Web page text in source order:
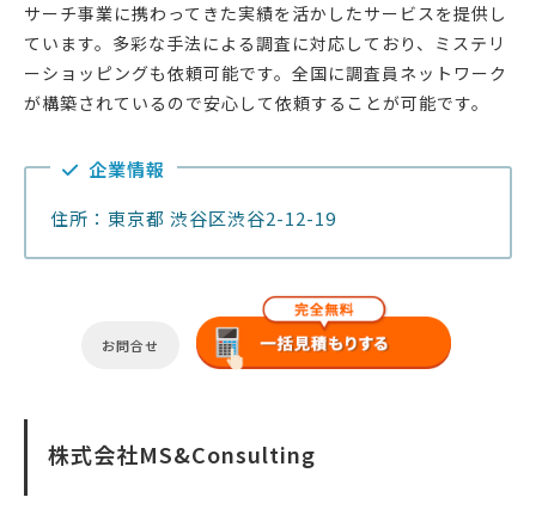
サーチ事業に携わってきた実績を活かしたサービスを提供し
ています。多彩な手法による調査に対応しており、ミステリ
ーショッピングも依頼可能です。全国に調査員ネットワーク
が構築されているので安心して依頼することが可能です。
企業情報
住所：東京都 渋谷区渋谷2-12-19
お問合せ
株式会社MS&Consulting